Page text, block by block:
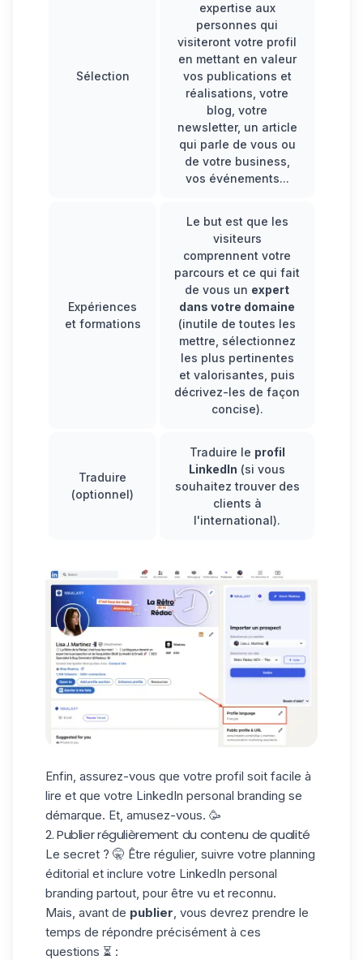
Sélection
expertise aux
personnes qui
visiteront votre profil
en mettant en valeur
vos publications et
réalisations, votre
blog, votre
newsletter, un article
qui parle de vous ou
de votre business,
vos événements...
Expériences
et formations
Le but est que les
visiteurs
comprennent votre
parcours et ce qui fait
de vous un expert
dans votre domaine
(inutile de toutes les
mettre, sélectionnez
les plus pertinentes
et valorisantes, puis
décrivez-les de façon
concise).
Traduire
(optionnel)
Traduire le profil
LinkedIn (si vous
souhaitez trouver des
clients à
l'international).
Enfin, assurez-vous que votre profil soit facile à
lire et que votre LinkedIn personal branding se
démarque. Et, amusez-vous. 🥳
2. Publier régulièrement du contenu de qualité
Le secret ? 🤫 Être régulier, suivre votre planning
éditorial et inclure votre LinkedIn personal
branding partout, pour être vu et reconnu.
Mais, avant de publier, vous devrez prendre le
temps de répondre précisément à ces
questions ⏳ :